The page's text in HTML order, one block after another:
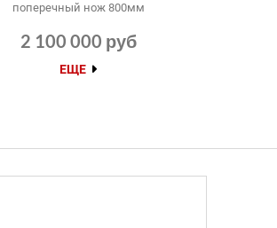
поперечный нож 800мм
2 100 000 руб
ЕЩЕ